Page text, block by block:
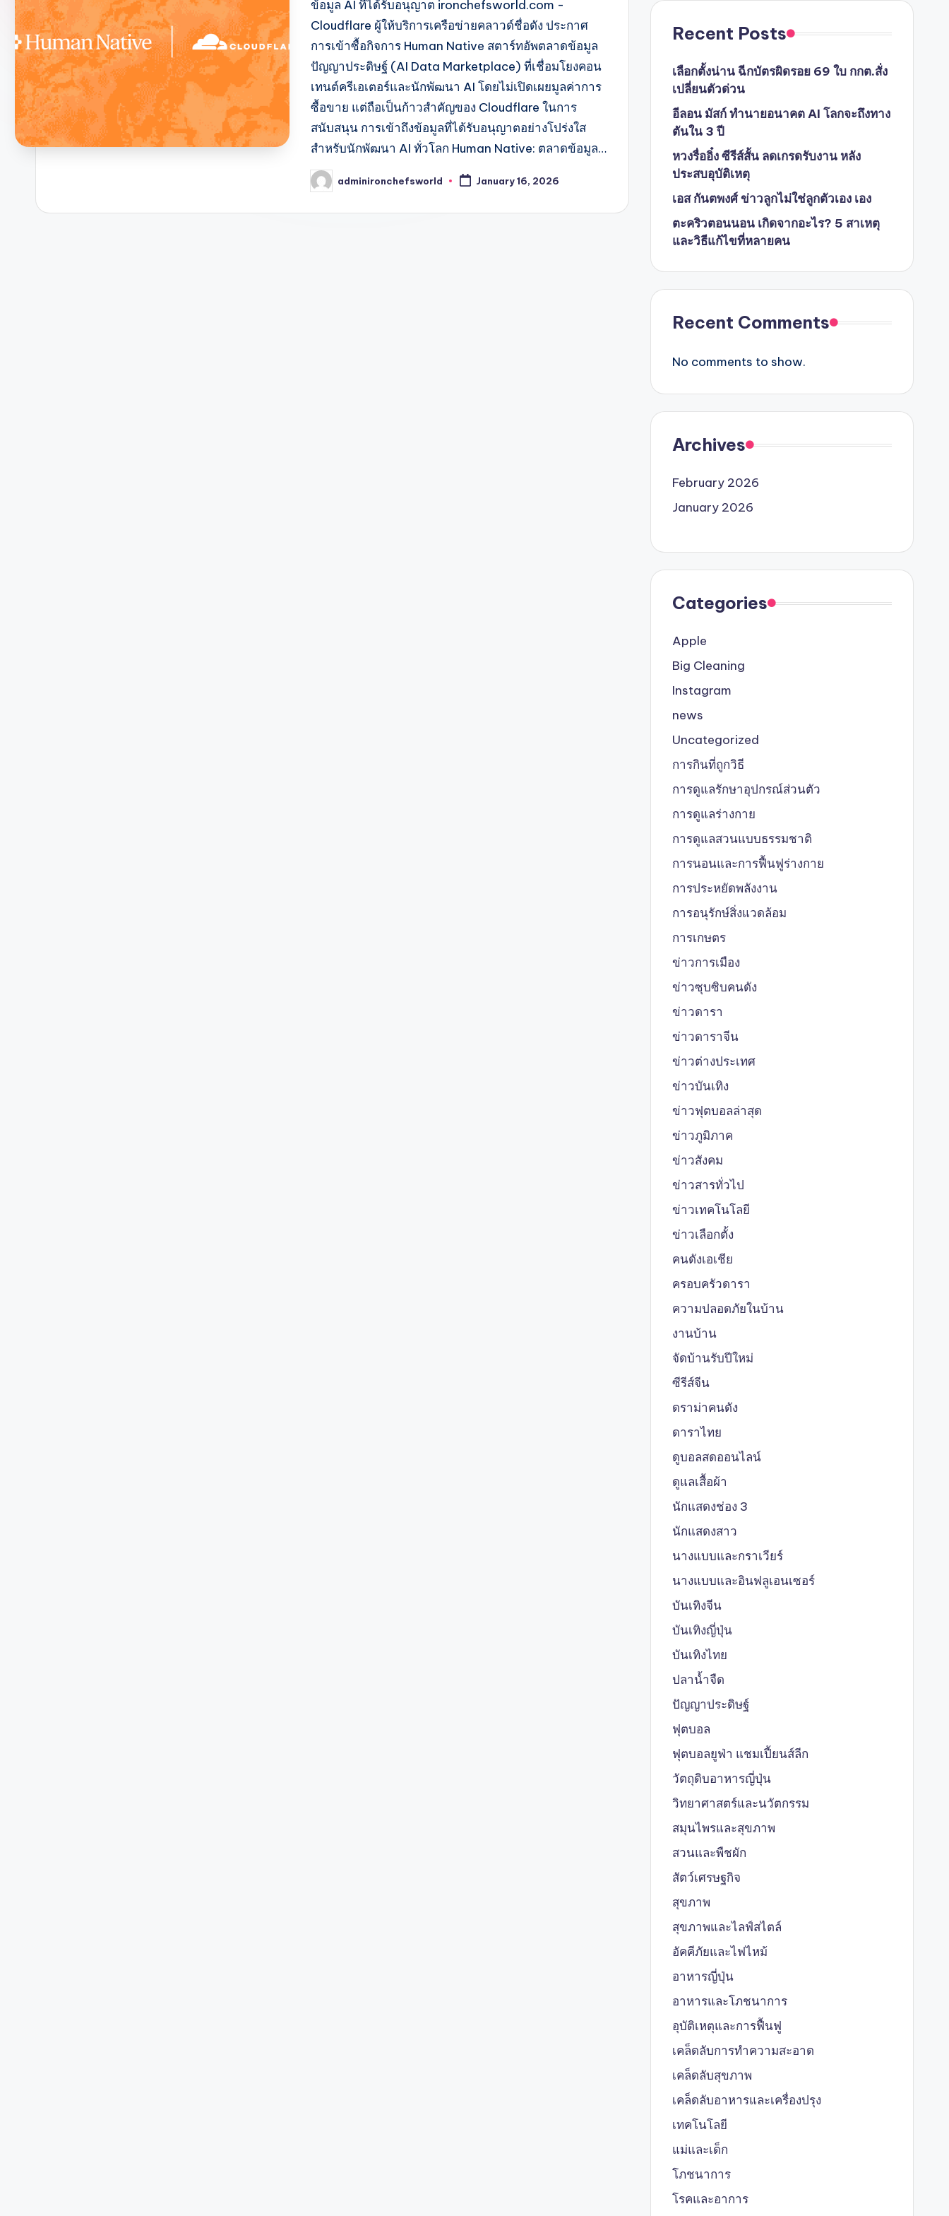
ข้อมูล AI ที่ได้รับอนุญาต ironchefsworld.com -
Cloudflare ผู้ให้บริการเครือข่ายคลาวด์ชื่อดัง ประกาศ
การเข้าซื้อกิจการ Human Native สตาร์ทอัพตลาดข้อมูล
ปัญญาประดิษฐ์ (AI Data Marketplace) ที่เชื่อมโยงคอน
เทนต์ครีเอเตอร์และนักพัฒนา AI โดยไม่เปิดเผยมูลค่าการ
ซื้อขาย แต่ถือเป็นก้าวสำคัญของ Cloudflare ในการ
สนับสนุน การเข้าถึงข้อมูลที่ได้รับอนุญาตอย่างโปร่งใส
สำหรับนักพัฒนา AI ทั่วโลก Human Native: ตลาดข้อมูล…
Posted
by
adminironchefsworld January 16, 2026
Recent Posts
เลือกตั้งน่าน ฉีกบัตรผิดรอย 69 ใบ กกต.สั่ง
เปลี่ยนตัวด่วน
อีลอน มัสก์ ทำนายอนาคต AI โลกจะถึงทาง
ตันใน 3 ปี
หวงรื่ออิ๋ง ซีรีส์สั้น ลดเกรดรับงาน หลัง
ประสบอุบัติเหตุ
เอส กันตพงศ์ ข่าวลูกไม่ใช่ลูกตัวเอง เอง
ตะคริวตอนนอน เกิดจากอะไร? 5 สาเหตุ
และวิธีแก้ไขที่หลายคน
Recent Comments
No comments to show.
Archives
February 2026
January 2026
Categories
Apple
Big Cleaning
Instagram
news
Uncategorized
การกินที่ถูกวิธี
การดูแลรักษาอุปกรณ์ส่วนตัว
การดูแลร่างกาย
การดูแลสวนแบบธรรมชาติ
การนอนและการฟื้นฟูร่างกาย
การประหยัดพลังงาน
การอนุรักษ์สิ่งแวดล้อม
การเกษตร
ข่าวการเมือง
ข่าวซุบซิบคนดัง
ข่าวดารา
ข่าวดาราจีน
ข่าวต่างประเทศ
ข่าวบันเทิง
ข่าวฟุตบอลล่าสุด
ข่าวภูมิภาค
ข่าวสังคม
ข่าวสารทั่วไป
ข่าวเทคโนโลยี
ข่าวเลือกตั้ง
คนดังเอเชีย
ครอบครัวดารา
ความปลอดภัยในบ้าน
งานบ้าน
จัดบ้านรับปีใหม่
ซีรีส์จีน
ดราม่าคนดัง
ดาราไทย
ดูบอลสดออนไลน์
ดูแลเสื้อผ้า
นักแสดงช่อง 3
นักแสดงสาว
นางแบบและกราเวียร์
นางแบบและอินฟลูเอนเซอร์
บันเทิงจีน
บันเทิงญี่ปุ่น
บันเทิงไทย
ปลาน้ำจืด
ปัญญาประดิษฐ์
ฟุตบอล
ฟุตบอลยูฟ่า แชมเปี้ยนส์ลีก
วัตถุดิบอาหารญี่ปุ่น
วิทยาศาสตร์และนวัตกรรม
สมุนไพรและสุขภาพ
สวนและพืชผัก
สัตว์เศรษฐกิจ
สุขภาพ
สุขภาพและไลฟ์สไตล์
อัคคีภัยและไฟไหม้
อาหารญี่ปุ่น
อาหารและโภชนาการ
อุบัติเหตุและการฟื้นฟู
เคล็ดลับการทำความสะอาด
เคล็ดลับสุขภาพ
เคล็ดลับอาหารและเครื่องปรุง
เทคโนโลยี
แม่และเด็ก
โภชนาการ
โรคและอาการ